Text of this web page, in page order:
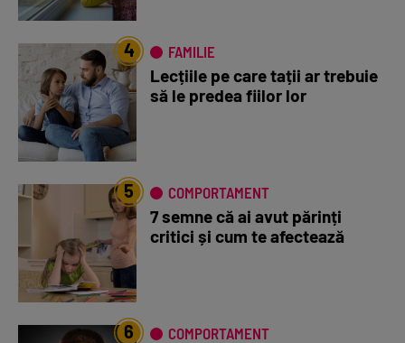
4 FAMILIE
Lecțiile pe care tații ar trebuie
să le predea fiilor lor
5 COMPORTAMENT
7 semne că ai avut părinți
critici și cum te afectează
6 COMPORTAMENT